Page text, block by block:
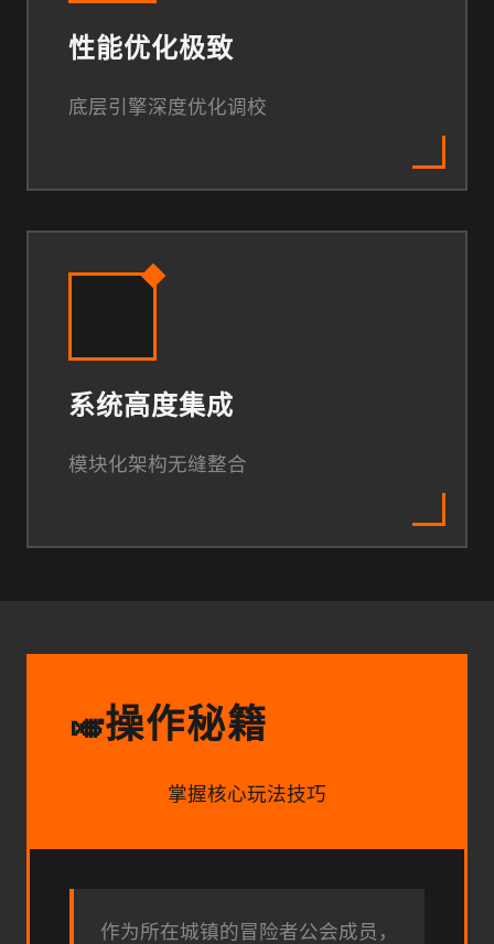
性能优化极致
底层引擎深度优化调校
系统高度集成
模块化架构无缝整合
🎺操作秘籍
掌握核心玩法技巧
作为所在城镇的冒险者公会成员，